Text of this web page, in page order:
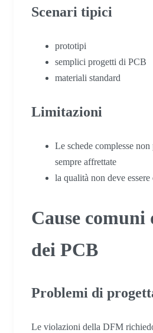
Scenari tipici
prototipi
semplici progetti di PCB
materiali standard
Limitazioni
Le schede complesse non
sempre affrettate
la qualità non deve essere
Cause
dei PCB
Problemi di
Le violazioni della DFM